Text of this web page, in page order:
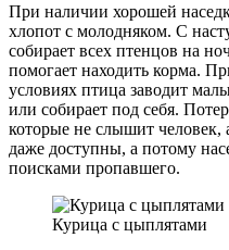
При наличии хорошей
хлопот с молодняком. С
собирает всех птенцов на
помогает находить корма.
условиях птица заводит
или собирает под себя.
которые не слышит человек,
даже доступны, а потому
поисками пропавшего.
Курица с цыплятами